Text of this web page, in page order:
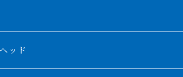
デンクロスバック
クロスバック
オリジナルブランド紅龍
レッド
アアロワナ
ド
タイガー
アダトニオ
リー
ャー
ル
エイ
ッド